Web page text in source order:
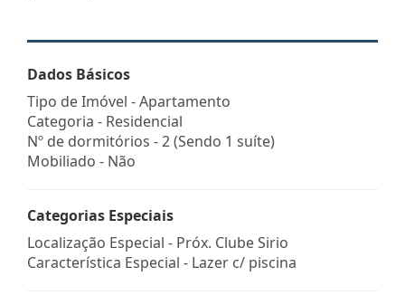
Dados Básicos
Tipo de Imóvel - Apartamento
Categoria - Residencial
Nº de dormitórios - 2 (Sendo 1 suíte)
Mobiliado - Não
Categorias Especiais
Localização Especial - Próx. Clube Sirio
Característica Especial - Lazer c/ piscina